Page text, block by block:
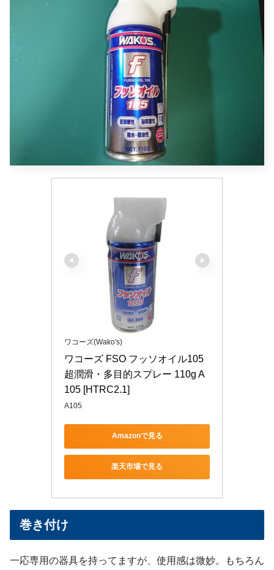
ワコーズ(Wako's)
ワコーズ FSO フッソオイル105
超潤滑・多目的スプレー 110g A
105 [HTRC2.1]
A105
Amazonで見る
楽天市場で見る
巻き付け
一応専用の器具を持ってますが、使用感は微妙。もちろん